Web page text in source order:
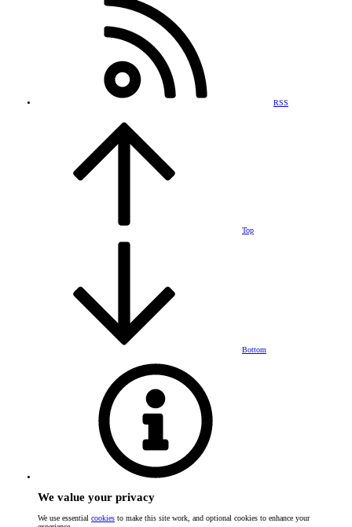
RSS
Top
Bottom
We value your privacy
We use essential cookies to make this site work, and optional cookies to enhance your